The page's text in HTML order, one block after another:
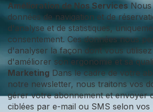
Amélioration de Nos Services
données de navigation et de
d'analyse et de statistiques,
consentement. Ces données nous
d'analyser la façon dont vous
d'améliorer son ergonomie et sa
Marketing Dans le cadre de votre
notre newsletter, nous traitons vos
gérer votre abonnement et envoyer
ciblées par e-mail ou SMS selon vos